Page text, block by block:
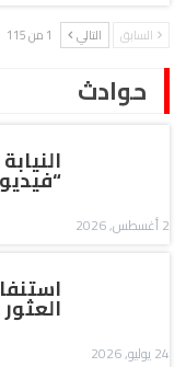
السابق التالي 1 من 115
حوادث
2 أغسطس, 2026
24 يوليو, 2026